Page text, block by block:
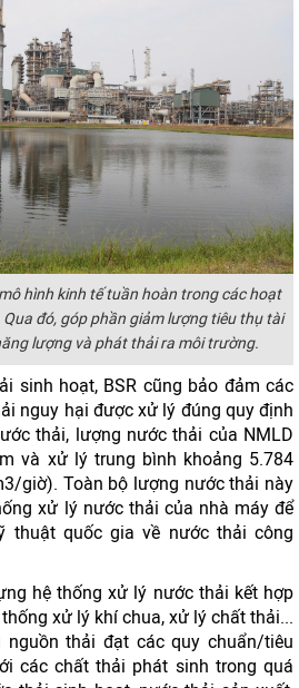
hình kinh tế tuần hoàn trong các hoạt
đó, góp phần giảm lượng tiêu thụ tài
lượng và phát thải ra môi trường.
sinh hoạt, BSR cũng bảo đảm các
nguy hại được xử lý đúng quy định
thải, lượng nước thải của NMLD
và xử lý trung bình khoảng 5.784
giờ). Toàn bộ lượng nước thải này
xử lý nước thải của nhà máy để
thuật quốc gia về nước thải công
hệ thống xử lý nước thải kết hợp
xử lý khí chua, xử lý chất thải...
thải đạt các quy chuẩn/tiêu
các chất thải phát sinh trong quá